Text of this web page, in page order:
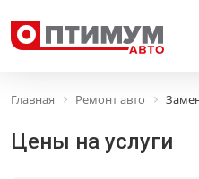
Главная Ремонт авто
Цены на услуги